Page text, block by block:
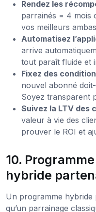
Rendez les
parrainés = 4 mois
vos meilleurs
Automatisez
arrive
tout paraît fluide et
Fixez des
nouvel abonné
Soyez transparent
Suivez la LTV des
valeur à vie des
prouver le ROI et
10.
hybride
Un programme hybride
qu’un parrainage